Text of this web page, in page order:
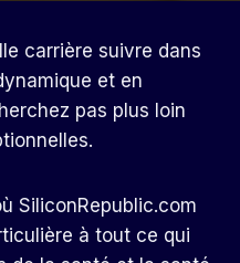
carrière suivre dans
et en
pas plus loin
SiliconRepublic.com
à tout ce qui